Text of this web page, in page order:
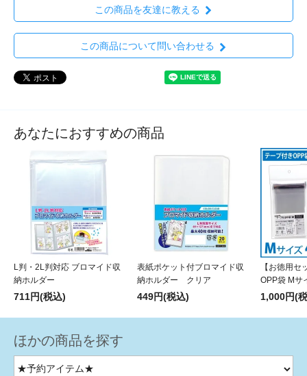
この商品を友達に教える
この商品について問い合わせる
あなたにおすすめの商品
L判・2L判対応 ブロマイド収
納ホルダー
711円(税込)
表紙ポケット付ブロマイド収
納ホルダー クリア
449円(税込)
【お徳用セ
OPP袋 Mサ
1,000円(
ほかの商品を探す